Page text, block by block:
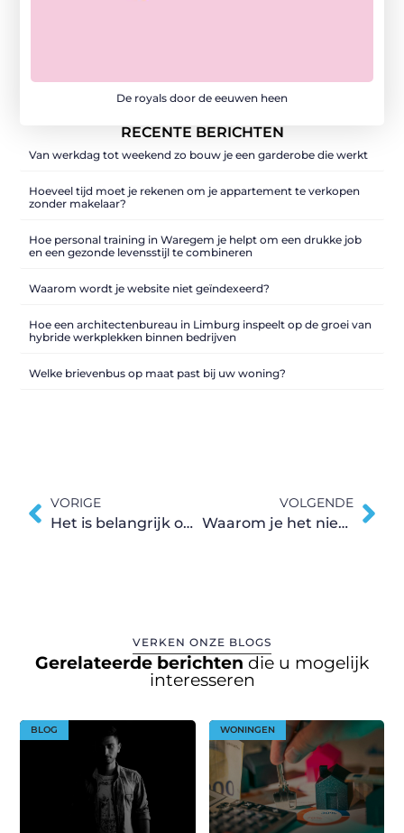
De royals door de eeuwen heen
RECENTE BERICHTEN
Van werkdag tot weekend zo bouw je een garderobe die werkt
Hoeveel tijd moet je rekenen om je appartement te verkopen
zonder makelaar?
Hoe personal training in Waregem je helpt om een drukke job
en een gezonde levensstijl te combineren
Waarom wordt je website niet geïndexeerd?
Hoe een architectenbureau in Limburg inspeelt op de groei van
hybride werkplekken binnen bedrijven
Welke brievenbus op maat past bij uw woning?
VORIGE
Het is belangrijk om koel te blijven
VOLGENDE
Waarom je het nieuws niet zou hoeven volgen
VERKEN ONZE BLOGS
Gerelateerde berichten die u mogelijk
interesseren
BLOG WONINGEN